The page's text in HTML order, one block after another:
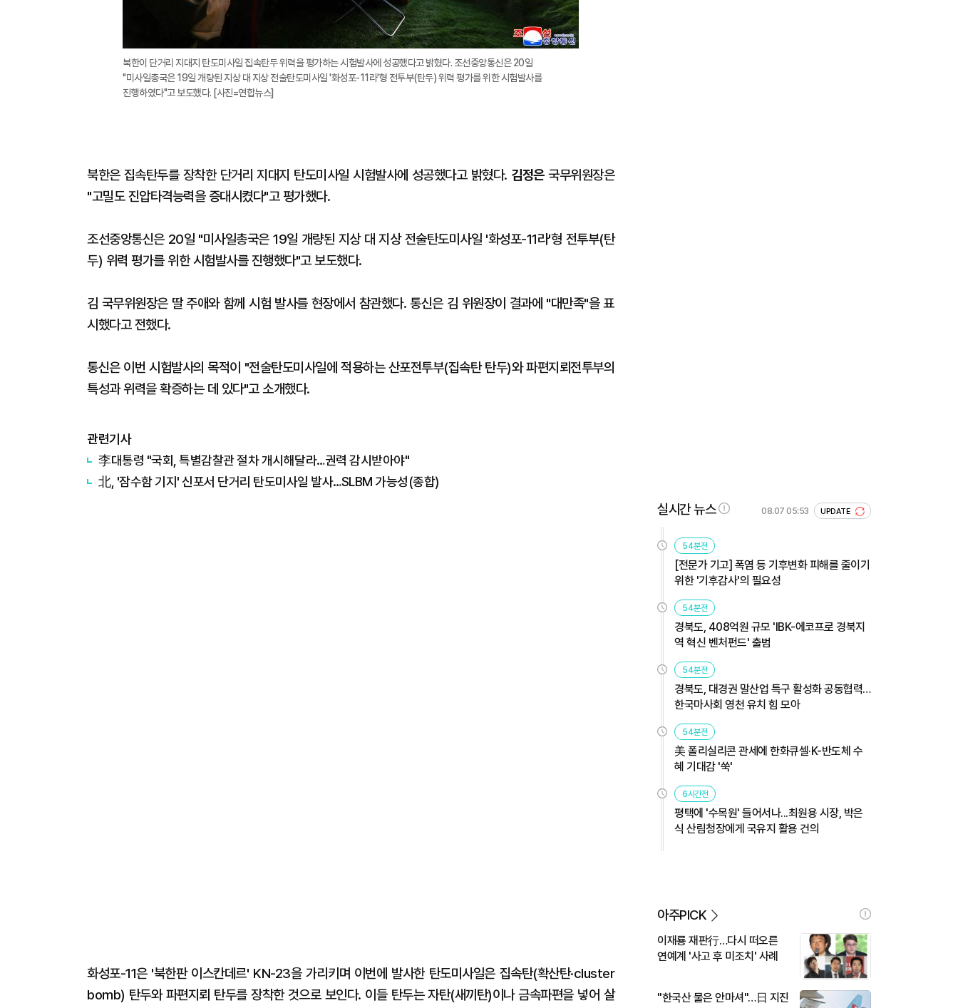
북한이 단거리 지대지 탄도미사일 집속탄두 위력을 평가하는 시험발사에 성공했다고 밝혔다. 조선중앙통신은 20일
"미사일총국은 19일 개량된 지상 대 지상 전술탄도미사일 '화성포-11라'형 전투부(탄두) 위력 평가를 위한 시험발사를
진행하였다"고 보도했다. [사진=연합뉴스]
북한은 집속탄두를 장착한 단거리 지대지 탄도미사일 시험발사에 성공했다고 밝혔다. 김정은국무위원장은
"고밀도 진압타격능력을 증대시켰다"고 평가했다.
조선중앙통신은 20일 "미사일총국은 19일 개량된 지상 대 지상 전술탄도미사일 '화성포-11라'형 전투부(탄
두) 위력 평가를 위한 시험발사를 진행했다"고 보도했다.
김 국무위원장은 딸 주애와 함께 시험 발사를 현장에서 참관했다. 통신은 김 위원장이 결과에 "대만족"을 표
시했다고 전했다.
통신은 이번 시험발사의 목적이 "전술탄도미사일에 적용하는 산포전투부(집속탄 탄두)와 파편지뢰전투부의
특성과 위력을 확증하는 데 있다"고 소개했다.
관련기사
李대통령 "국회, 특별감찰관 절차 개시해달라…권력 감시받아야"
北, '잠수함 기지' 신포서 단거리 탄도미사일 발사…SLBM 가능성(종합)
화성포-11은 '북한판 이스칸데르' KN-23을 가리키며 이번에 발사한 탄도미사일은 집속탄(확산탄·cluster
bomb) 탄두와 파편지뢰 탄두를 장착한 것으로 보인다. 이들 탄두는 자탄(새끼탄)이나 금속파편을 넣어 살
실시간 뉴스 08.07 05:53 UPDATE
54분전
[전문가 기고] 폭염 등 기후변화 피해를 줄이기
위한 '기후감사'의 필요성
54분전
경북도, 408억원 규모 'IBK-에코프로 경북지
역 혁신 벤처펀드' 출범
54분전
경북도, 대경권 말산업 특구 활성화 공동협력…
한국마사회 영천 유치 힘 모아
54분전
美 폴리실리콘 관세에 한화큐셀·K-반도체 수
혜 기대감 '쑥'
6시간전
평택에 '수목원' 들어서나...최원용 시장, 박은
식 산림청장에게 국유지 활용 건의
아주PICK
이재룡 재판行…다시 떠오른
연예계 '사고 후 미조치' 사례
"한국산 물은 안마셔"…日 지진